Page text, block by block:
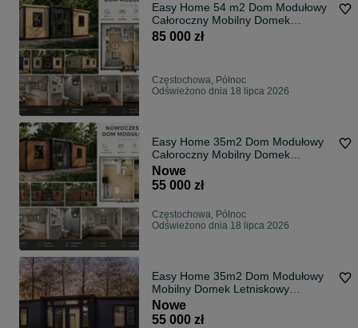
Easy Home 54 m2 Dom Modułowy
Całoroczny Mobilny Domek
Letniskowy Kontener Biurowy Lokal
85 000 zł
Częstochowa, Północ
Odświeżono dnia 18 lipca 2026
Easy Home 35m2 Dom Modułowy
Całoroczny Mobilny Domek
Letniskowy Kontener Biurowy Lokal
Usługowy
Nowe
55 000 zł
Częstochowa, Północ
Odświeżono dnia 18 lipca 2026
Easy Home 35m2 Dom Modułowy
Mobilny Domek Letniskowy
Kontener Biurowy Lokal Usługowy
Nowe
55 000 zł